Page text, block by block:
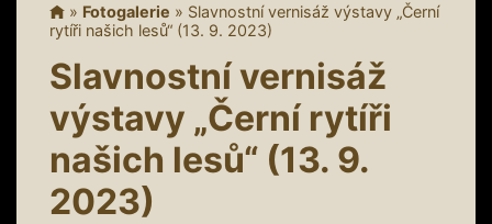
» Fotogalerie » Slavnostní vernisáž výstavy „Černí
rytíři našich lesů“ (13. 9. 2023)
Slavnostní vernisáž
výstavy „Černí rytíři
našich lesů“ (13. 9.
2023)